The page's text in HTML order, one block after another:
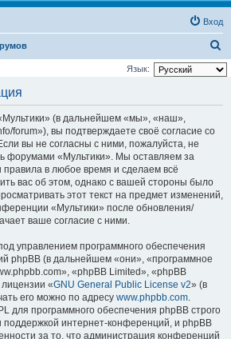
Вход
о
Язык:
(в дальнейшем «мы», «наш»,
forum»), вы подтверждаете своё согласие со
вы не согласны с ними, пожалуйста, не
форумами «Мультики». Мы оставляем за
правила в любое время и сделаем всё
вас об этом, однако с вашей стороны было
этот текст на предмет изменений,
«Мультики» после обновления/
ваше согласие с ними.
управлением программного обеспечения
phpBB (в дальнейшем «они», «программное
«phpBB Limited», «phpBB
«GNU General Public License v2» (в
его можно по адресу www.phpbb.com.
для программного обеспечения phpBB строго
поддержкой интернет-конференций, и phpBB
за то, что администрация конференций